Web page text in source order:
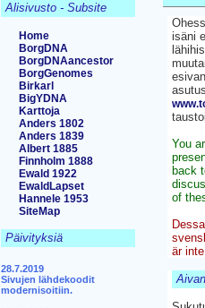
Alisivusto - Subsite
Home
BorgDNA
BorgDNAancestor
BorgGenomes
Birkarl
BigYDNA
Karttoja
Anders 1802
Anders 1839
Albert 1885
Finnholm 1888
Ewald 1922
EwaldLapset
Hannele 1953
SiteMap
Päivityksiä
28.7.2019
Sivujen lähdekoodit
modernisoitiin.
isäni
You
back
of
är